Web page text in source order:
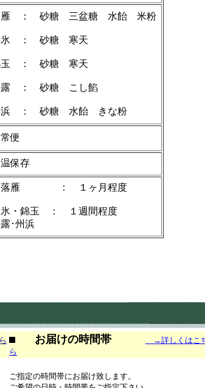
雁 ： 砂糖 三盆糖 水飴 米粉
氷 ： 砂糖 寒天
玉 ： 砂糖 寒天
露 ： 砂糖 こし餡
浜 ： 砂糖 水飴 きな粉
便
保存
雁 ： １ヶ月程度
氷・錦玉 ： １週間程度
･州浜
お届けの時間帯
→詳しくはこ
ら
ご指定の時間帯にお届け致します。